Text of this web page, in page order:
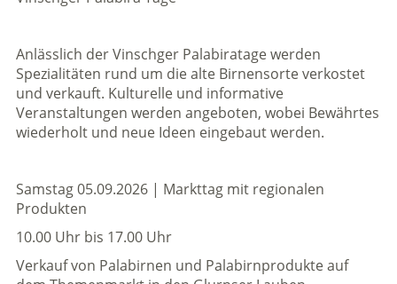
Anlässlich der Vinschger Palabiratage werden
Spezialitäten rund um die alte Birnensorte verkostet
und verkauft. Kulturelle und informative
Veranstaltungen werden angeboten, wobei Bewährtes
wiederholt und neue Ideen eingebaut werden.
Samstag 05.09.2026 | Markttag mit regionalen
Produkten
10.00 Uhr bis 17.00 Uhr
Verkauf von Palabirnen und Palabirnprodukte auf